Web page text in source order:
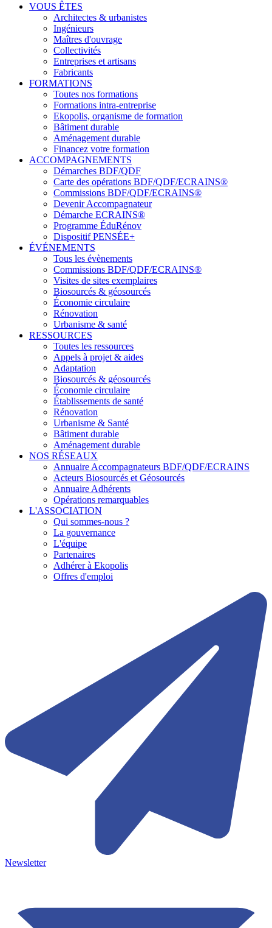
VOUS ÊTES
Architectes & urbanistes
Ingénieurs
Maîtres d'ouvrage
Collectivités
Entreprises et artisans
Fabricants
FORMATIONS
Toutes nos formations
Formations intra-entreprise
Ekopolis, organisme de formation
Bâtiment durable
Aménagement durable
Financez votre formation
ACCOMPAGNEMENTS
Démarches BDF/QDF
Carte des opérations BDF/QDF/ECRAINS®
Commissions BDF/QDF/ECRAINS®
Devenir Accompagnateur
Démarche ECRAINS®
Programme ÉduRénov
Dispositif PENSÉE+
ÉVÉNEMENTS
Tous les évènements
Commissions BDF/QDF/ECRAINS®
Visites de sites exemplaires
Biosourcés & géosourcés
Économie circulaire
Rénovation
Urbanisme & santé
RESSOURCES
Toutes les ressources
Appels à projet & aides
Adaptation
Biosourcés & géosourcés
Économie circulaire
Établissements de santé
Rénovation
Urbanisme & Santé
Bâtiment durable
Aménagement durable
NOS RÉSEAUX
Annuaire Accompagnateurs BDF/QDF/ECRAINS
Acteurs Biosourcés et Géosourcés
Annuaire Adhérents
Opérations remarquables
L'ASSOCIATION
Qui sommes-nous ?
La gouvernance
L'équipe
Partenaires
Adhérer à Ekopolis
Offres d'emploi
Newsletter